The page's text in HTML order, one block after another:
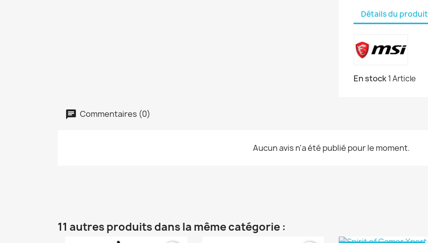
Détails du produit
En stock1 Article
Commentaires (0)
Aucun avis n'a été publié pour le moment.
11 autres produits dans la même catégorie :